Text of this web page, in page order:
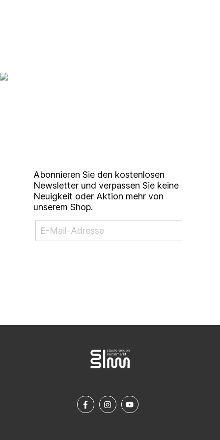
Abonnieren Sie den kostenlosen
Newsletter und verpassen Sie keine
Neuigkeit oder Aktion mehr von
unserem Shop.